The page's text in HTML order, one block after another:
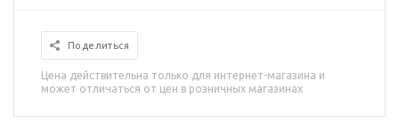
Поделиться
Цена действительна только для интернет-магазина и
может отличаться от цен в розничных магазинах